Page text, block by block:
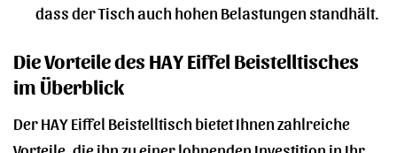
dass der Tisch auch hohen Belastungen standhält.
Die Vorteile des HAY Eiffel Beistelltisches
im Überblick
Der HAY Eiffel Beistelltisch bietet Ihnen zahlreiche
Vorteile, die ihn zu einer lohnenden Investition in Ihr